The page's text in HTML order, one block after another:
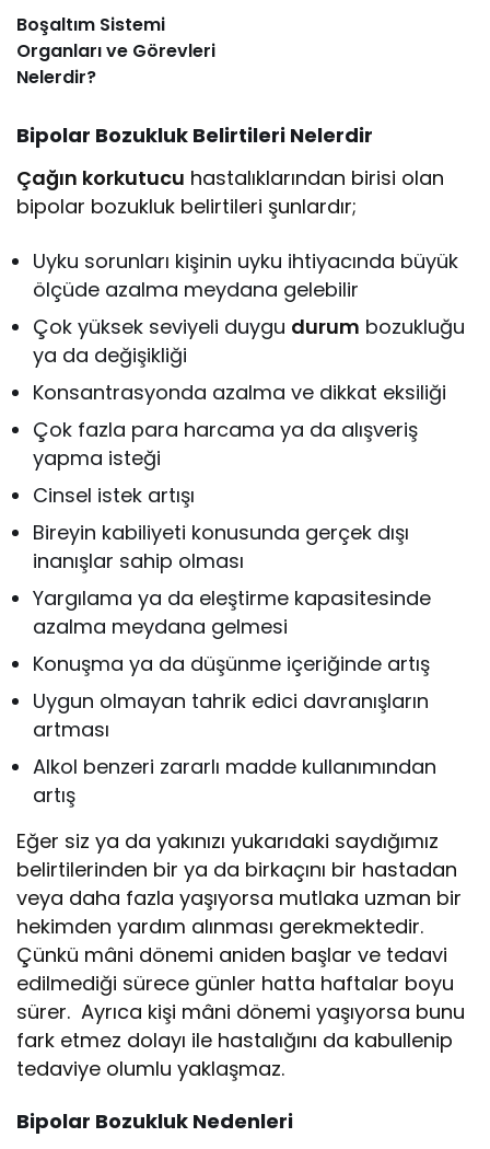
Boşaltım Sistemi
Organları ve Görevleri
Nelerdir?
Bipolar Bozukluk Belirtileri Nelerdir
Çağın korkutucu hastalıklarından birisi olan
bipolar bozukluk belirtileri şunlardır;
Uyku sorunları kişinin uyku ihtiyacında büyük
ölçüde azalma meydana gelebilir
Çok yüksek seviyeli duygu durum bozukluğu
ya da değişikliği
Konsantrasyonda azalma ve dikkat eksiliği
Çok fazla para harcama ya da alışveriş
yapma isteği
Cinsel istek artışı
Bireyin kabiliyeti konusunda gerçek dışı
inanışlar sahip olması
Yargılama ya da eleştirme kapasitesinde
azalma meydana gelmesi
Konuşma ya da düşünme içeriğinde artış
Uygun olmayan tahrik edici davranışların
artması
Alkol benzeri zararlı madde kullanımından
artış
Eğer siz ya da yakınızı yukarıdaki saydığımız
belirtilerinden bir ya da birkaçını bir hastadan
veya daha fazla yaşıyorsa mutlaka uzman bir
hekimden yardım alınması gerekmektedir.
Çünkü mâni dönemi aniden başlar ve tedavi
edilmediği sürece günler hatta haftalar boyu
sürer. Ayrıca kişi mâni dönemi yaşıyorsa bunu
fark etmez dolayı ile hastalığını da kabullenip
tedaviye olumlu yaklaşmaz.
Bipolar Bozukluk Nedenleri